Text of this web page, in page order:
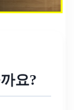
요?